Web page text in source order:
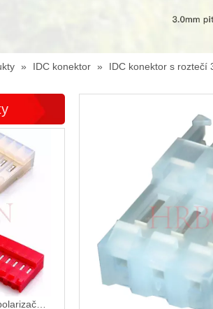
» IDC konektor » IDC konektor s roztečí